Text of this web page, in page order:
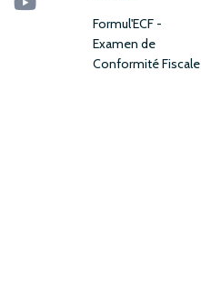
Formul'ECF -
Examen de
Conformité Fiscale